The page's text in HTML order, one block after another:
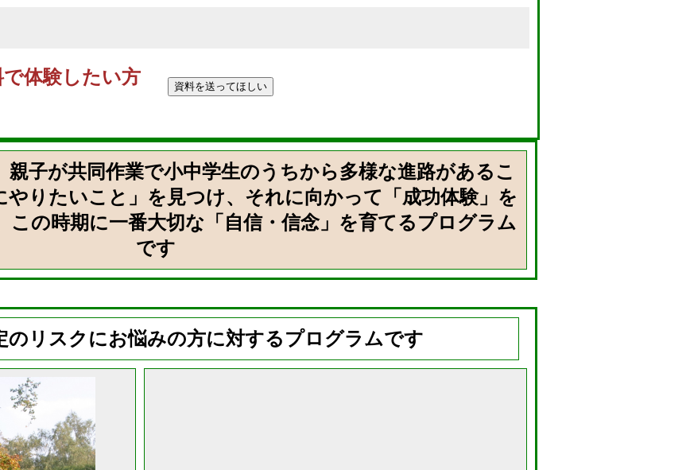
で体験したい方
親子が共同作業で小中学生のうちから多様な進路があるこ
やりたいこと」を見つけ、それに向かって「成功体験」を
この時期に一番大切な「自信・信念」を育てるプログラム
です
のリスクにお悩みの方に対するプログラムです